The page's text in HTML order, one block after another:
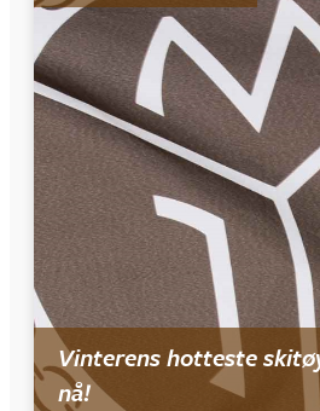
Vinterens hotteste
nå!